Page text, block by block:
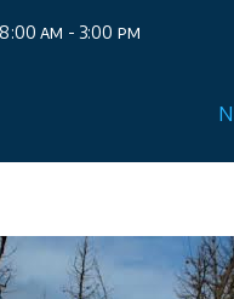
am - 3:00 pm
de Agua